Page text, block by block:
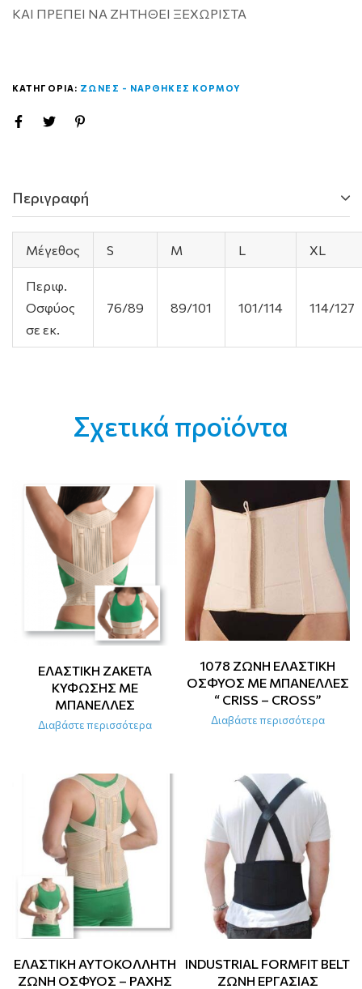
ΚΑΙ ΠΡΕΠΕΙ ΝΑ ΖΗΤΗΘΕΙ ΞΕΧΩΡΙΣΤΑ
ΚΑΤΗΓΟΡΙΑ: ΖΩΝΕΣ - ΝΑΡΘΗΚΕΣ ΚΟΡΜΟΥ
Περιγραφή
Μέγεθος S M L XL
Περιφ.
Οσφύος
σε εκ.
76/89 89/101 101/114 114/127
Σχετικά προϊόντα
ΕΛΑΣΤΙΚΗ ΖΑΚΕΤΑ
ΚΥΦΩΣΗΣ ΜΕ
ΜΠΑΝΕΛΛΕΣ
Διαβάστε περισσότερα
1078 ΖΩΝΗ ΕΛΑΣΤΙΚΗ
ΟΣΦΥΟΣ ΜΕ ΜΠΑΝΕΛΛΕΣ
“ CRISS – CROSS”
Διαβάστε περισσότερα
ΕΛΑΣΤΙΚΗ ΑΥΤΟΚΟΛΛΗΤΗ
ΖΩΝΗ ΟΣΦΥΟΣ – ΡΑΧΗΣ
INDUSTRIAL FORMFIT BELT
ΖΩΝΗ ΕΡΓΑΣΙΑΣ